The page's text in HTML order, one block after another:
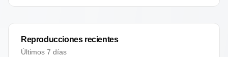
Reproducciones recientes
Últimos 7 días